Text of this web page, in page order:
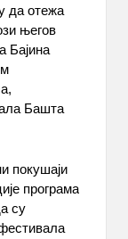
да отежа
његов
Бајина
Башта
покушаји
програма
су